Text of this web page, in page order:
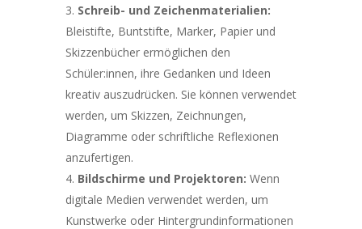
Schreib- und Zeichenmaterialien:
Bleistifte, Buntstifte, Marker, Papier und
Skizzenbücher ermöglichen den
Schüler:innen, ihre Gedanken und Ideen
kreativ auszudrücken. Sie können verwendet
werden, um Skizzen, Zeichnungen,
Diagramme oder schriftliche Reflexionen
anzufertigen.
Bildschirme und Projektoren: Wenn
digitale Medien verwendet werden, um
Kunstwerke oder Hintergrundinformationen